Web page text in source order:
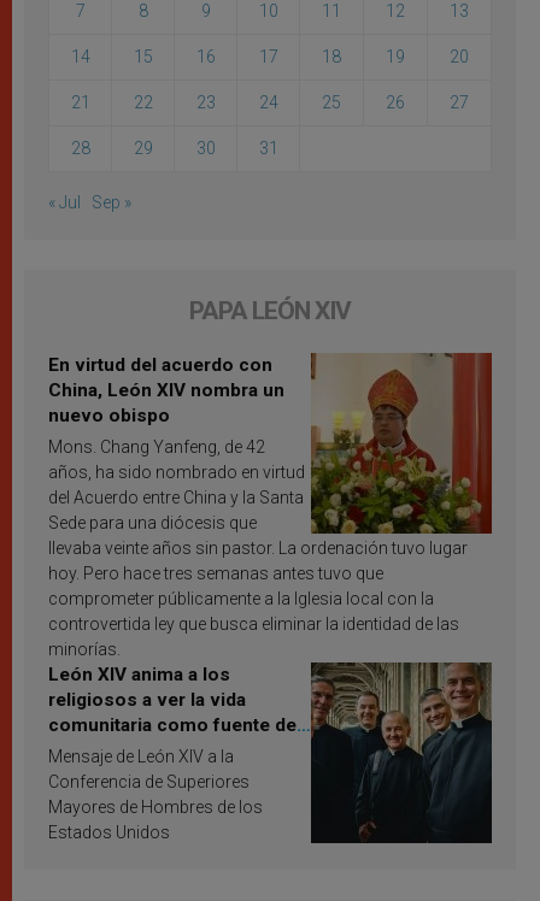
7 8 9 10 11 12 13
14 15 16 17 18 19 20
21 22 23 24 25 26 27
28 29 30 31
« Jul Sep »
PAPA LEÓN XIV
En virtud del acuerdo con
China, León XIV nombra un
nuevo obispo
Mons. Chang Yanfeng, de 42
años, ha sido nombrado en virtud
del Acuerdo entre China y la Santa
Sede para una diócesis que
llevaba veinte años sin pastor. La ordenación tuvo lugar
hoy. Pero hace tres semanas antes tuvo que
comprometer públicamente a la Iglesia local con la
controvertida ley que busca eliminar la identidad de las
minorías.
León XIV anima a los
religiosos a ver la vida
comunitaria como fuente de
inspiración y santificación
Mensaje de León XIV a la
Conferencia de Superiores
Mayores de Hombres de los
Estados Unidos